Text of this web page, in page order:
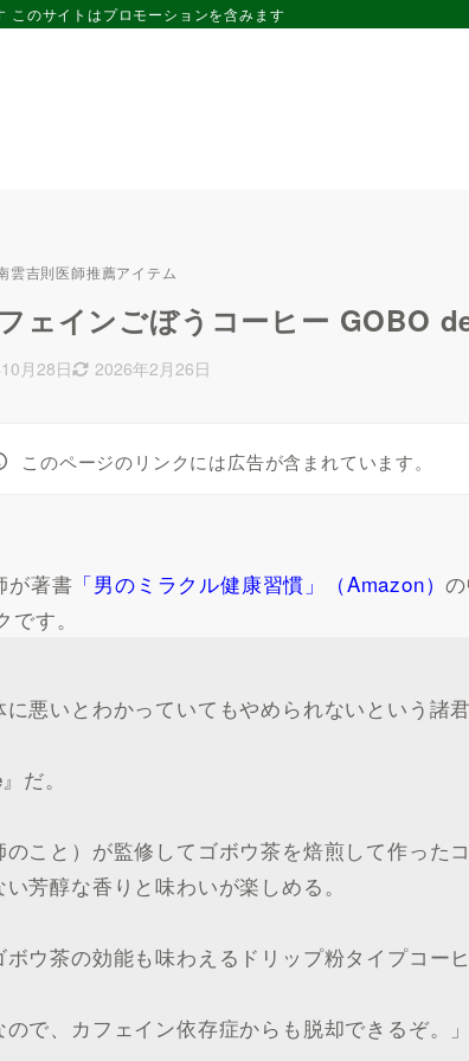
このサイトはプロモーションを含みます
雲吉則医師推薦アイテム
ェインごぼうコーヒー GOBO
月28日 2026年2月26日
このページのリンクには広告が含まれています。
が著書 「男のミラクル健康習慣」（Amazon）
す。
に悪いとわかっていてもやめられないという諸君
だ。
こと）が監修してゴボウ茶を焙煎して作った
芳醇な香りと味わいが楽しめる。
ウ茶の効能も味わえるドリップ粉タイプコーヒ
で、カフェイン依存症からも脱却できるぞ。」